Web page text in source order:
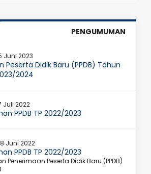
PENGUMUMAN
Juni 2023
Peserta Didik Baru (PPDB) Tahun
2024
Juli 2022
PPDB TP 2022/2023
Juni 2022
PPDB TP 2022/2023
Penerimaan Peserta Didik Baru (PPDB)